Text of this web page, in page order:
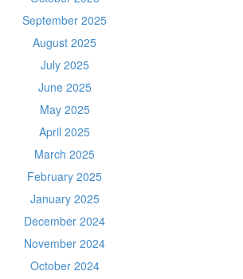
September 2025
August 2025
July 2025
June 2025
May 2025
April 2025
March 2025
February 2025
January 2025
December 2024
November 2024
October 2024